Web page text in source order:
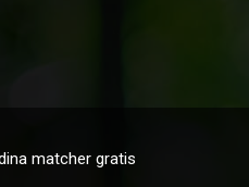
matcher gratis